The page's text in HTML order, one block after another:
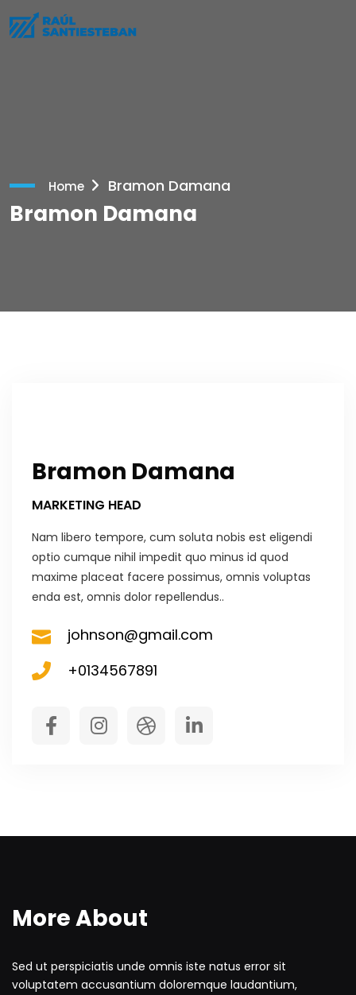
Home Bramon Damana
Bramon Damana
Bramon Damana
MARKETING HEAD
Nam libero tempore, cum soluta nobis est eligendi
optio cumque nihil impedit quo minus id quod
maxime placeat facere possimus, omnis voluptas
enda est, omnis dolor repellendus..
johnson@gmail.com
+0134567891
More About
Sed ut perspiciatis unde omnis iste natus error sit
voluptatem accusantium doloremque laudantium,